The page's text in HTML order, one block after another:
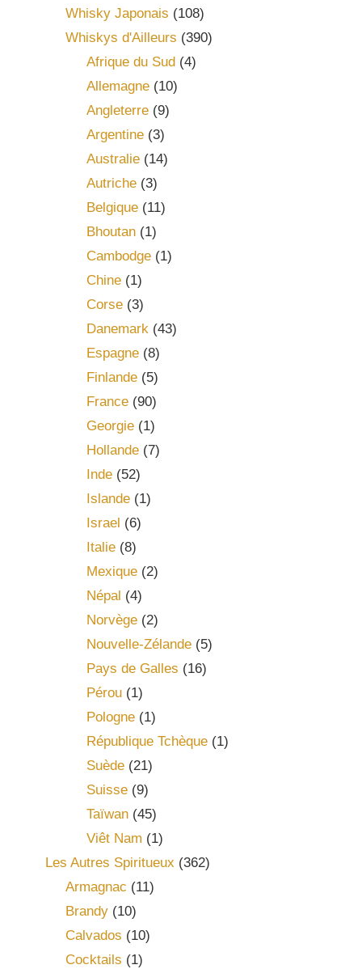
Whisky Japonais (108)
Whiskys d'Ailleurs (390)
Afrique du Sud (4)
Allemagne(10)
Angleterre(9)
Argentine(3)
Australie(14)
Autriche(3)
Belgique(11)
Bhoutan(1)
Cambodge(1)
Chine(1)
Corse(3)
Danemark(43)
Espagne(8)
Finlande(5)
France(90)
Georgie(1)
Hollande(7)
Inde(52)
Islande(1)
Israel (6)
Italie(8)
Mexique(2)
Népal (4)
Norvège(2)
Nouvelle-Zélande(5)
Pays de Galles (16)
Pérou(1)
Pologne(1)
République Tchèque(1)
Suède(21)
Suisse(9)
Taïwan(45)
Viêt Nam (1)
Les Autres Spiritueux (362)
Armagnac (11)
Brandy (10)
Calvados (10)
Cocktails (1)